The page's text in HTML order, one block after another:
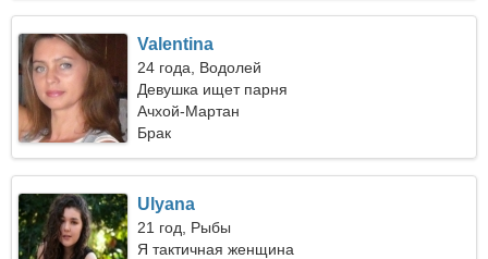
Valentina
24 года, Водолей
Девушка ищет парня
Ачхой-Мартан
Брак
Ulyana
21 год, Рыбы
Я тактичная женщина